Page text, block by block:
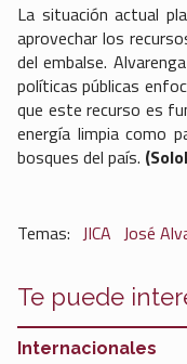
La situación actual
aprovechar los
del embalse.
políticas públicas
que este recurso es
energía limpia como
bosques del país.
JICA José
Te puede
Internacionales